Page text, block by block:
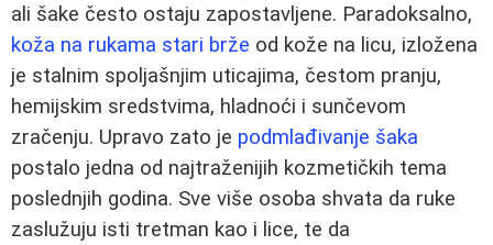
ali šake često ostaju zapostavljene. Paradoksalno,
koža na rukama stari brže od kože na licu, izložena
je stalnim spoljašnjim uticajima, čestom pranju,
hemijskim sredstvima, hladnoći i sunčevom
zračenju. Upravo zato je podmlađivanje šaka
postalo jedna od najtraženijih kozmetičkih tema
poslednjih godina. Sve više osoba shvata da ruke
zaslužuju isti tretman kao i lice, te da